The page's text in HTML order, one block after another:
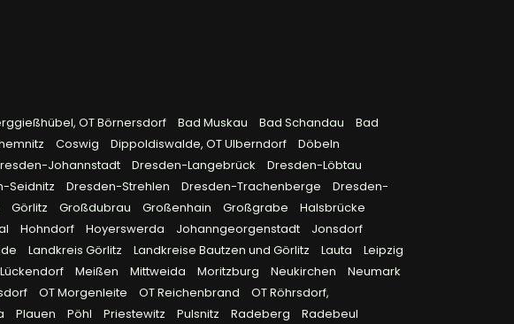
OT Börnersdorf Bad Muskau Bad Schandau
Bad
Coswig Dippoldiswalde, OT Ulberndorf
Döbeln
Johannstadt Dresden-Langebrück
Dresden-Löbtau
Seidnitz Dresden-Strehlen Dresden-Trachenberge
Dresden-
Görlitz Großdubrau Großenhain Großgrabe
Halsbrücke
Hohndorf Hoyerswerda Johanngeorgenstadt
Jonsdorf
Landkreis Görlitz Landkreise Bautzen und Görlitz Lauta
Leipzig
Lückendorf Meißen Mittweida Moritzburg Neukirchen
Neumark
OT Morgenleite OT Reichenbrand
OT Röhrsdorf,
Plauen Pöhl Priestewitz Pulsnitz Radeberg
Radebeul